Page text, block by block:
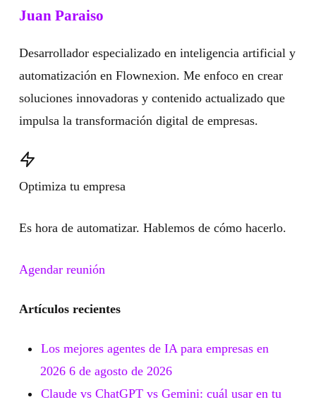
Juan Paraiso
Desarrollador especializado en inteligencia artificial y
automatización en Flownexion. Me enfoco en crear
soluciones innovadoras y contenido actualizado que
impulsa la transformación digital de empresas.
Optimiza tu empresa
Es hora de automatizar. Hablemos de cómo hacerlo.
Agendar reunión
Artículos recientes
Los mejores agentes de IA para empresas en
2026 6 de agosto de 2026
Claude vs ChatGPT vs Gemini: cuál usar en tu